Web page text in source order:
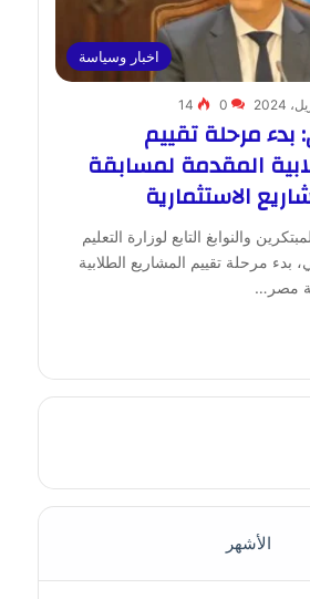
اخبار وسياسة
0
14
بدء مرحلة تقييم
المقدمة لمسابقة
الاستثمارية
والنوابغ التابع لوزارة التعليم
بدء مرحلة تقييم المشاريع الطلابية
مصر…
الأشهر